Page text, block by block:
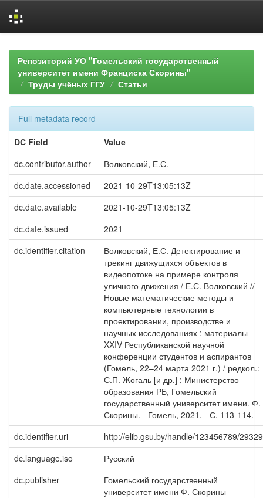
navigationРепозиторий УО "Гомельский государственный
университет имени Франциска Скорины"
Труды учёных ГГУ
Статьи
Full metadata record
DC Field
Value
dc.contributor.author
Волковский, Е.С.
dc.date.accessioned
2021-10-29T13:05:13Z
dc.date.available
2021-10-29T13:05:13Z
dc.date.issued
2021
dc.identifier.citation
Волковский, Е.С. Детектирование и
трекинг движущихся объектов в
видеопотоке на примере контроля
уличного движения / Е.С. Волковский //
Новые математические методы и
компьютерные технологии в
проектировании, производстве и
научных исследованиях : материалы
XXIV Республиканской научной
конференции студентов и аспирантов
(Гомель, 22–24 марта 2021 г.) / редкол.:
С.П. Жогаль [и др.] ; Министерство
образования РБ, Гомельский
государственный университет имени. Ф.
Скорины. - Гомель, 2021. - С. 113-114.
dc.identifier.uri
http://elib.gsu.by/handle/123456789/29329
dc.language.iso
Русский
dc.publisher
Гомельский государственный
университет имени Ф. Скорины